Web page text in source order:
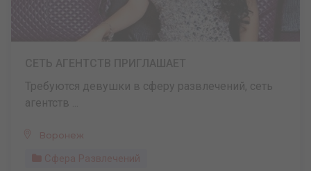
Требуются девушки в сферу развлечений, сеть
агентств ...
Воронеж
Сфера Развлечений